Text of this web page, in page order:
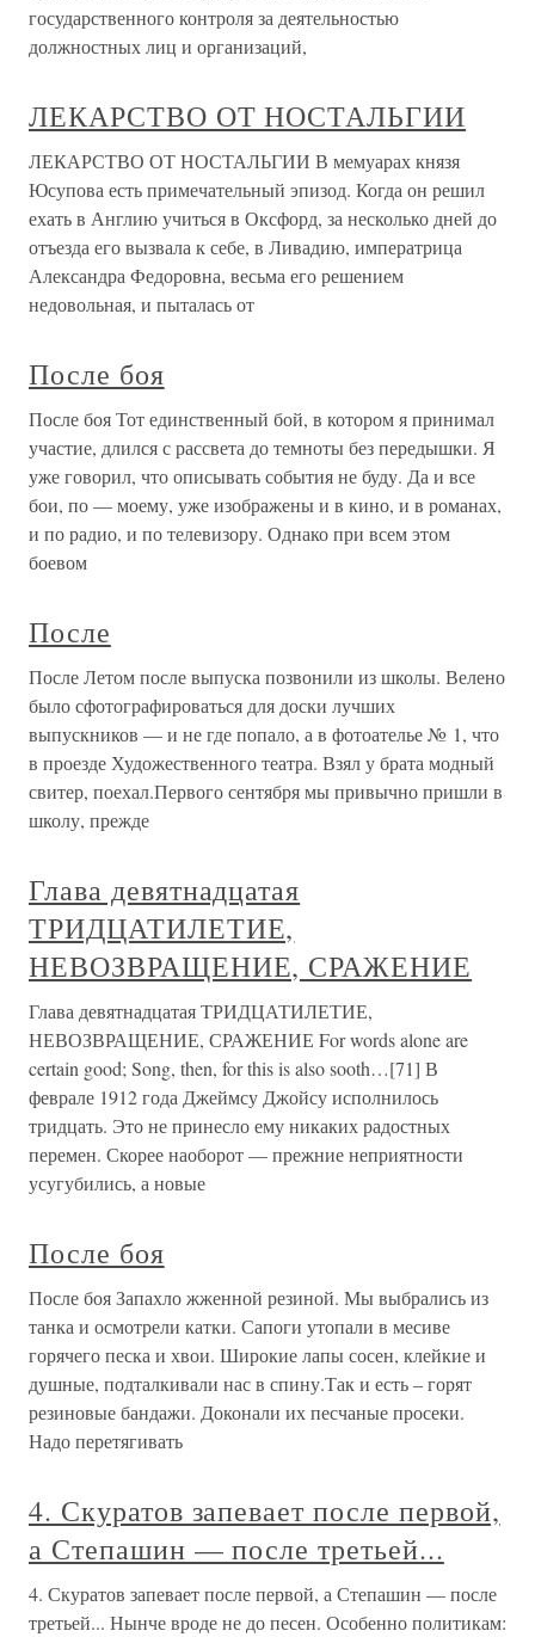
государственного контроля за деятельностью
должностных лиц и организаций,
ЛЕКАРСТВО ОТ НОСТАЛЬГИИ
ЛЕКАРСТВО ОТ НОСТАЛЬГИИ В мемуарах князя
Юсупова есть примечательный эпизод. Когда он решил
ехать в Англию учиться в Оксфорд, за несколько дней до
отъезда его вызвала к себе, в Ливадию, императрица
Александра Федоровна, весьма его решением
недовольная, и пыталась от
После боя
После боя Тот единственный бой, в котором я принимал
участие, длился с рассвета до темноты без передышки. Я
уже говорил, что описывать события не буду. Да и все
бои, по — моему, уже изображены и в кино, и в романах,
и по радио, и по телевизору. Однако при всем этом
боевом
После
После Летом после выпуска позвонили из школы. Велено
было сфотографироваться для доски лучших
выпускников — и не где попало, а в фотоателье № 1, что
в проезде Художественного театра. Взял у брата модный
свитер, поехал.Первого сентября мы привычно пришли в
школу, прежде
Глава девятнадцатая
ТРИДЦАТИЛЕТИЕ,
НЕВОЗВРАЩЕНИЕ, СРАЖЕНИЕ
Глава девятнадцатая ТРИДЦАТИЛЕТИЕ,
НЕВОЗВРАЩЕНИЕ, СРАЖЕНИЕ For words alone are
certain good; Song, then, for this is also sooth…[71] В
феврале 1912 года Джеймсу Джойсу исполнилось
тридцать. Это не принесло ему никаких радостных
перемен. Скорее наоборот — прежние неприятности
усугубились, а новые
После боя
После боя Запахло жженной резиной. Мы выбрались из
танка и осмотрели катки. Сапоги утопали в месиве
горячего песка и хвои. Широкие лапы сосен, клейкие и
душные, подталкивали нас в спину.Так и есть – горят
резиновые бандажи. Доконали их песчаные просеки.
Надо перетягивать
4. Скуратов запевает после первой,
а Степашин — после третьей...
4. Скуратов запевает после первой, а Степашин — после
третьей... Нынче вроде не до песен. Особенно политикам: